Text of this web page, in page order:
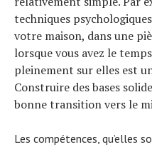
techniques
votre maison, dans une
lorsque vous avez le
pleinement sur elles est
Construire des bases
bonne transition vers le
Les compétences, qu’elles